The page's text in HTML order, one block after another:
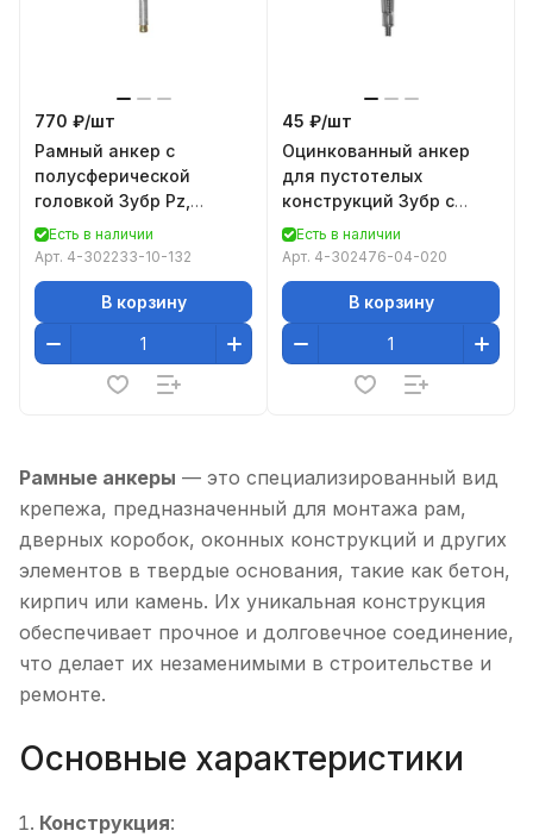
770 ₽/шт
Рамный анкер с
полусферической
головкой Зубр Pz,
10,0x132мм, ТФ3, 30шт
4-302233-10-132
Есть в наличии
Арт. 4-302233-10-132
В корзину
45 ₽/шт
Оцинкованный анкер
для пустотелых
конструкций Зубр с
винтом PH2&SL,
М4x21x5мм, ТФ6, 4шт 4-
Есть в наличии
Арт. 4-302476-04-020
В корзину
Рамные анкеры — это специализированный вид
крепежа, предназначенный для монтажа рам,
дверных коробок, оконных конструкций и других
элементов в твердые основания, такие как бетон,
кирпич или камень. Их уникальная конструкция
обеспечивает прочное и долговечное соединение,
что делает их незаменимыми в строительстве и
ремонте.
Основные характеристики
Конструкция: